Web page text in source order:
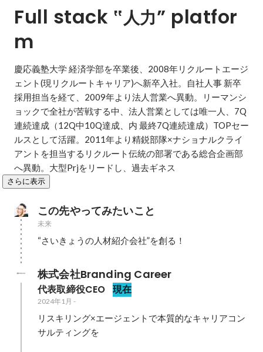
Full stack ‟人力” platfor
m
慶応義塾大学 経済学部を卒業後、2008年リクルートエージ
ェント(現リクルートキャリア)へ新卒入社。自社人事 新卒
採用担当を経て、2009年より法人営業へ異動。リーマンシ
ョックで全社が苦戦する中、法人営業としては唯一人、7Q
連続達成（12Q中10Q達成、内 最終7Q連続達成）TOPセー
ルスとして活躍。2011年より精鋭部隊×ナショナルクライ
アントを担当するリクルート伝統の部署である総合企画部
へ異動。大型Prjをリードし、過去ギネス
さらに表示
この先やってみたいこと
未来
“さいきょうの人材紹介会社”を創る！
株式会社Branding Career
代表取締役CEO 現在
2024年1月 -
リスキリング×エージェントで本質的なキャリアコン
サルティングを